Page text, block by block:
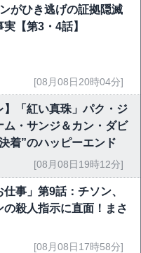
がひき逃げの証拠隠滅
【第3・4話】
[08月08日20時04分]
】「紅い真珠」パク・ジ
ム・サンジ＆カン・ダビ
着”のハッピーエンド
[08月08日19時12分]
仕事」第9話：チソン、
殺人指示に直面！まさ
[08月08日17時58分]